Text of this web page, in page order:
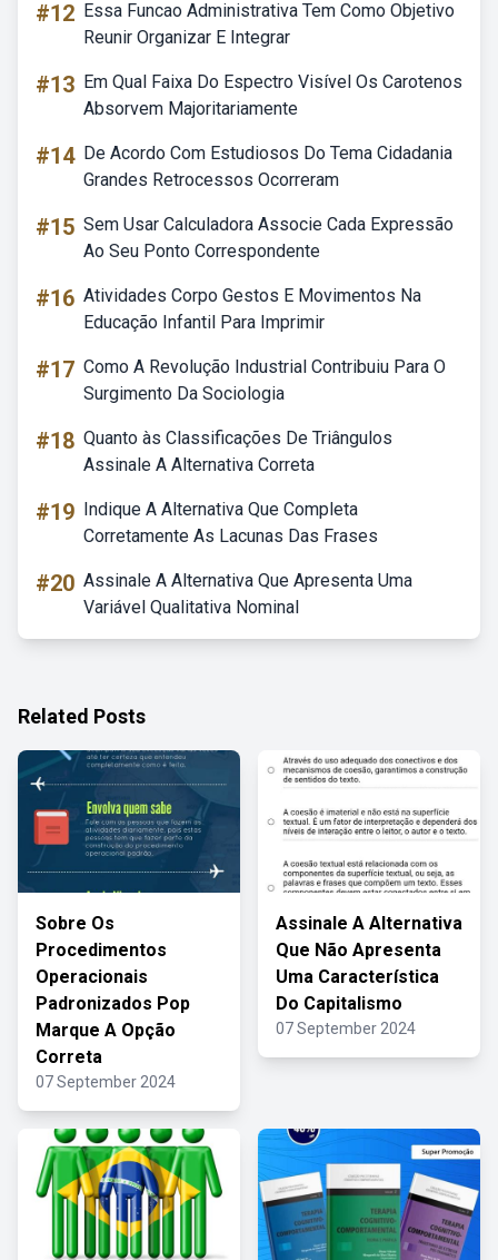
#12 Essa Funcao Administrativa Tem Como Objetivo
Reunir Organizar E Integrar
#13 Em Qual Faixa Do Espectro Visível Os Carotenos
Absorvem Majoritariamente
#14 De Acordo Com Estudiosos Do Tema Cidadania
Grandes Retrocessos Ocorreram
#15 Sem Usar Calculadora Associe Cada Expressão
Ao Seu Ponto Correspondente
#16 Atividades Corpo Gestos E Movimentos Na
Educação Infantil Para Imprimir
#17 Como A Revolução Industrial Contribuiu Para O
Surgimento Da Sociologia
#18 Quanto às Classificações De Triângulos
Assinale A Alternativa Correta
#19 Indique A Alternativa Que Completa
Corretamente As Lacunas Das Frases
#20 Assinale A Alternativa Que Apresenta Uma
Variável Qualitativa Nominal
Related Posts
Sobre Os
Procedimentos
Operacionais
Padronizados Pop
Marque A Opção
Correta
07 September 2024
Assinale A Alternativa
Que Não Apresenta
Uma Característica
Do Capitalismo
07 September 2024